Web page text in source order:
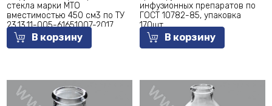
стекла марки МТО
вместимостью 450 см3 по ТУ
23.13.11-005-61651007-2017
В корзину
инфузионных препаратов по
ГОСТ 10782-85, упаковка
170шт
В корзину